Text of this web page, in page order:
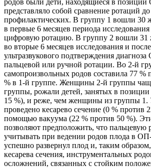
представляло собой сравнение ротаций
профилактических. В группу 1 вошли
в первые 6 месяцев периода
цифровую ротацию. В группу 2 вошли
во вторые 6 месяцев исследования и
ультразвукового подтверждения
пальцевой или ручной ротации. Во 2-й
самопроизвольных родов составила 77 %
% в 1-й группе. Женщины 2-й группы
группы, рожали детей, занятых в
15 %), и реже, чем женщины из группы
проведено кесарево сечение (0 % против
помощью вакуума (22 % против 50 %).
позволяют предположить, что пальцевую
учитывать при ведении родов плода в
успешно развернул плод и, таким
кесарева сечения, инструментальных
осложнений, связанных с стойким